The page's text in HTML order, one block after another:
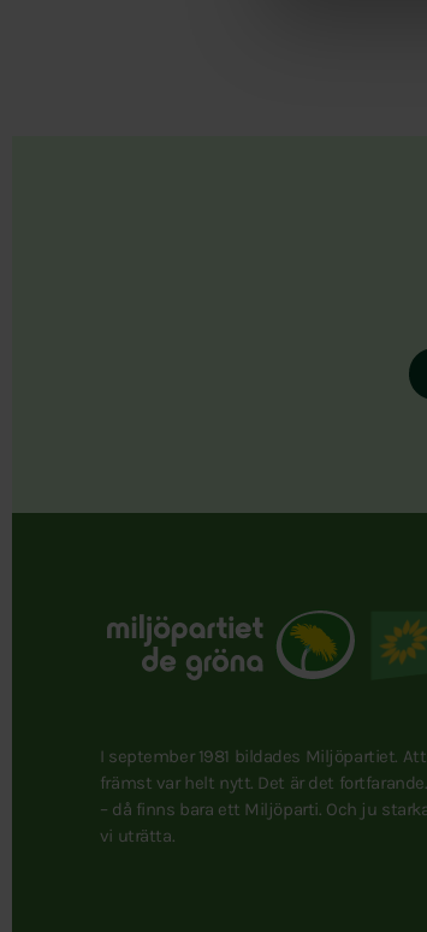
I september 1981 bildades Miljöpartiet.
främst var helt nytt. Det är det
– då finns bara ett Miljöparti. Och ju
vi uträtta.